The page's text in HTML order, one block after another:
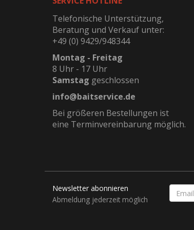
Telefonische Unterstützung,
Beratung und Verkauf unter:
+49 (0) 9429/948344
Montag - Freitag
8 Uhr - 17 Uhr
Samstag geschlossen
info@baitservice.de
Bei größeren Bestellungen ist
eine Terminvereinbarung möglich.
Newsletter abonnieren
Abmeldung jederzeit möglich
EMAIL-
ADRESSE